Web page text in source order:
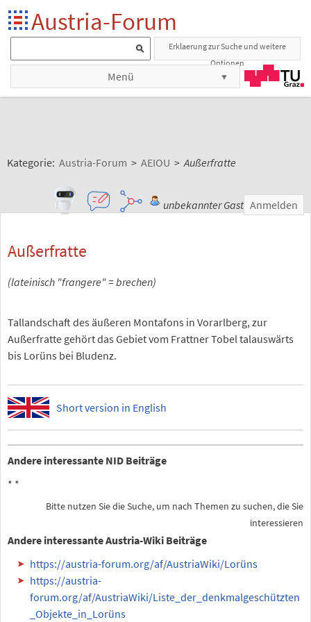
Austria-Forum
Erklaerung zur Suche und weitere
Optionen
Menü
Kategorie: Austria-Forum > AEIOU > Außerfratte
unbekannter Gast Anmelden
Außerfratte
(lateinisch "frangere" = brechen)
Tallandschaft des äußeren Montafons in Vorarlberg, zur
Außerfratte gehört das Gebiet vom Frattner Tobel talauswärts
bis Lorüns bei Bludenz.
Short version in English
Andere interessante NID Beiträge
* *
Bitte nutzen Sie die Suche, um nach Themen zu suchen, die Sie
interessieren
Andere interessante Austria-Wiki Beiträge
https://austria-forum.org/af/AustriaWiki/Lorüns
https://austria-
forum.org/af/AustriaWiki/Liste_der_denkmalgeschützten
_Objekte_in_Lorüns